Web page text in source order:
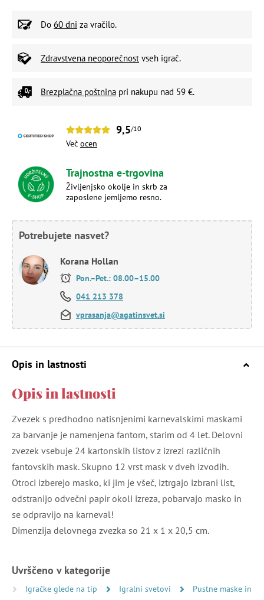
Do 60 dni za vračilo.
Zdravstvena neoporečnost vseh igrač.
Brezplačna poštnina pri nakupu nad 59 €.
9,5/10
Več ocen
Trajnostna e-trgovina
Življenjsko okolje in skrb za
zaposlene jemljemo resno.
Potrebujete nasvet?
Korana Hollan
Pon.–Pet.: 08.00–15.00
041 213 378
vprasanja@agatinsvet.si
Opis in lastnosti
Opis in lastnosti
Zvezek s predhodno natisnjenimi karnevalskimi maskami
za barvanje je namenjena fantom, starim od 4 let. Delovni
zvezek vsebuje 24 kartonskih listov z izrezi različnih
fantovskih mask. Skupno 12 vrst mask v dveh izvodih.
Otroci izberejo masko, ki jim je všeč, iztrgajo izbrani list,
odstranijo odvečni papir okoli izreza, pobarvajo masko in
se odpravijo na karneval!
Dimenzija delovnega zvezka so 21 x 1 x 20,5 cm.
Uvrščeno v kategorije
Igračke glede na tip Igralni svetovi
Pustne maske in